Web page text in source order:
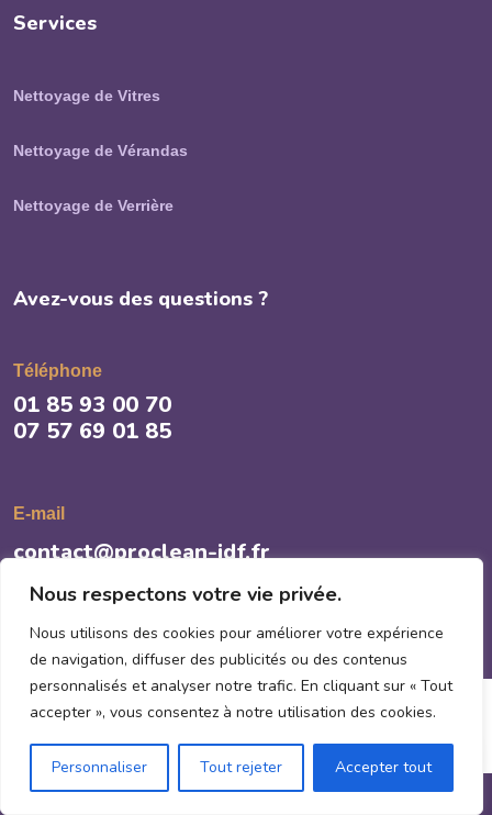
Nous respectons votre vie privée.
Nous utilisons des cookies pour améliorer votre expérience
de navigation, diffuser des publicités ou des contenus
personnalisés et analyser notre trafic. En cliquant sur « Tout
accepter », vous consentez à notre utilisation des cookies.
Personnaliser Tout rejeter Accepter tout
Services
Nettoyage de Vitres
Nettoyage de Vérandas
Nettoyage de Verrière
Avez-vous des questions ?
Téléphone
01 85 93 00 70
07 57 69 01 85
E-mail
contact@proclean-idf.fr